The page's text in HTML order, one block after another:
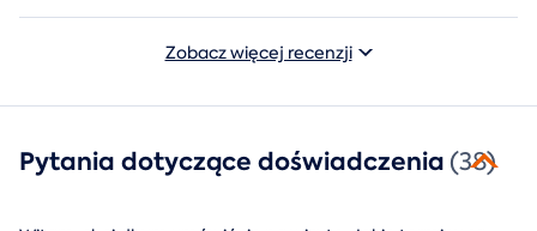
Zobacz więcej recenzji
Pytania dotyczące doświadczenia(38)